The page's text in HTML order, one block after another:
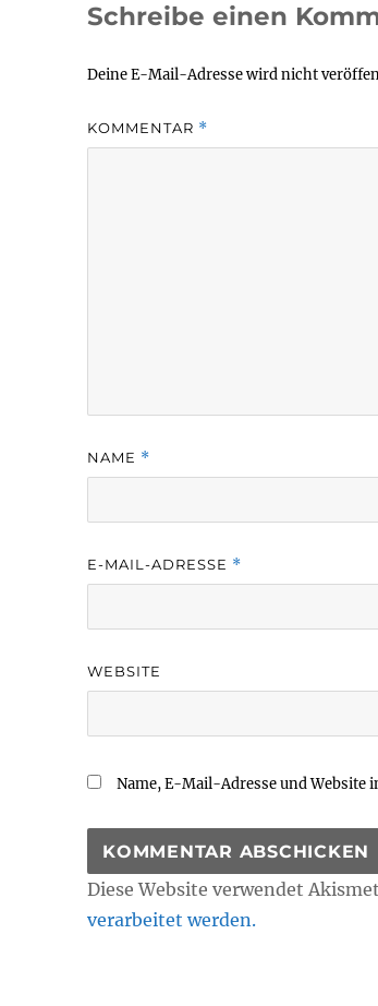
Schreibe einen
Deine E-Mail-Adresse wird nicht
KOMMENTAR *
NAME *
E-MAIL-ADRESSE *
WEBSITE
Name, E-Mail-Adresse und Website
Diese Website verwendet
verarbeitet werden.